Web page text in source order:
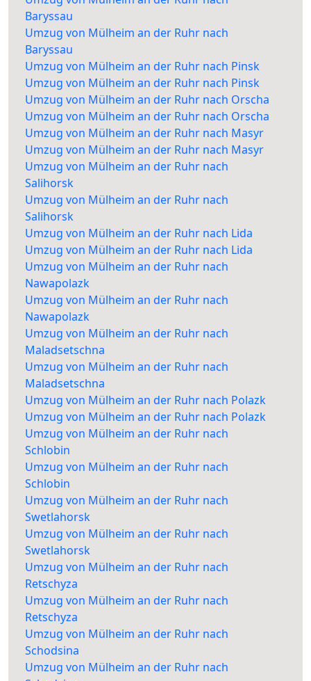
Baryssau
Umzug von Mülheim an der Ruhr nach
Baryssau
Umzug von Mülheim an der Ruhr nach Pinsk
Umzug von Mülheim an der Ruhr nach Pinsk
Umzug von Mülheim an der Ruhr nach Orscha
Umzug von Mülheim an der Ruhr nach Orscha
Umzug von Mülheim an der Ruhr nach Masyr
Umzug von Mülheim an der Ruhr nach Masyr
Umzug von Mülheim an der Ruhr nach
Salihorsk
Umzug von Mülheim an der Ruhr nach
Salihorsk
Umzug von Mülheim an der Ruhr nach Lida
Umzug von Mülheim an der Ruhr nach Lida
Umzug von Mülheim an der Ruhr nach
Nawapolazk
Umzug von Mülheim an der Ruhr nach
Nawapolazk
Umzug von Mülheim an der Ruhr nach
Maladsetschna
Umzug von Mülheim an der Ruhr nach
Maladsetschna
Umzug von Mülheim an der Ruhr nach Polazk
Umzug von Mülheim an der Ruhr nach Polazk
Umzug von Mülheim an der Ruhr nach
Schlobin
Umzug von Mülheim an der Ruhr nach
Schlobin
Umzug von Mülheim an der Ruhr nach
Swetlahorsk
Umzug von Mülheim an der Ruhr nach
Swetlahorsk
Umzug von Mülheim an der Ruhr nach
Retschyza
Umzug von Mülheim an der Ruhr nach
Retschyza
Umzug von Mülheim an der Ruhr nach
Schodsina
Umzug von Mülheim an der Ruhr nach